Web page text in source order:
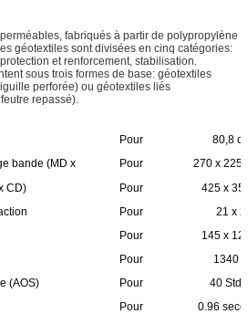
fabriqués à partir de polypropylène
géotextiles sont divisées en cinq catégories:
et renforcement, stabilisation.
sous trois formes de base: géotextiles
perforée) ou géotextiles liés
repassé).
Pour
80,8
bande (MD x
Pour
dans les
machines de
de l'air
270 x 225
CD)
Pour
dans les
machines à
425 x
Pour
dans les
machines à
21 x
Pour
145 x
Pour
dans les
machines à
1340
(AOS)
Pour
40
Pour
0.96